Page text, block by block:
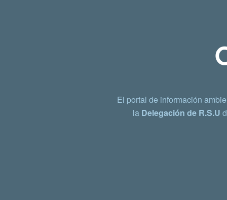
El portal de información
la Delegación de R.S.U